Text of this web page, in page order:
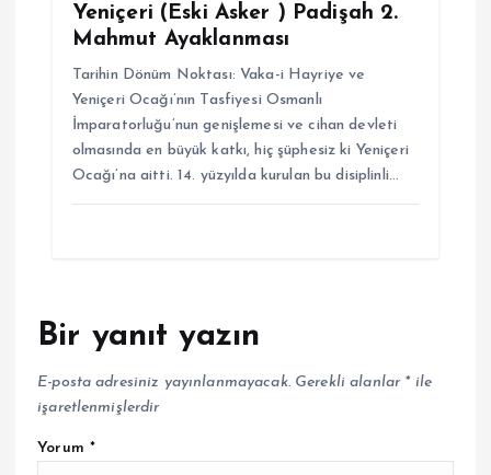
Yeniçeri (Eski Asker ) Padişah 2.
Mahmut Ayaklanması
Tarihin Dönüm Noktası: Vaka-i Hayriye ve
Yeniçeri Ocağı’nın Tasfiyesi Osmanlı
İmparatorluğu’nun genişlemesi ve cihan devleti
olmasında en büyük katkı, hiç şüphesiz ki Yeniçeri
Ocağı’na aitti. 14. yüzyılda kurulan bu disiplinli…
Bir yanıt yazın
E-posta adresiniz yayınlanmayacak. Gerekli alanlar *ile
işaretlenmişlerdir
Yorum *